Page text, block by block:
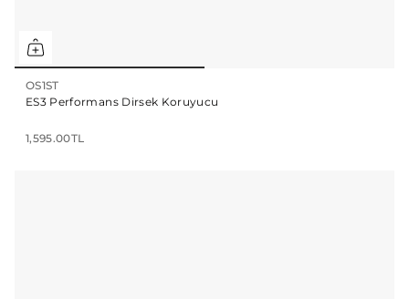
OS1ST
ES3 Performans Dirsek Koruyucu
1,595.00TL